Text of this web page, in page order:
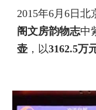
2015年6月6日
阁文房韵物志中
壶 ，以3162.5万